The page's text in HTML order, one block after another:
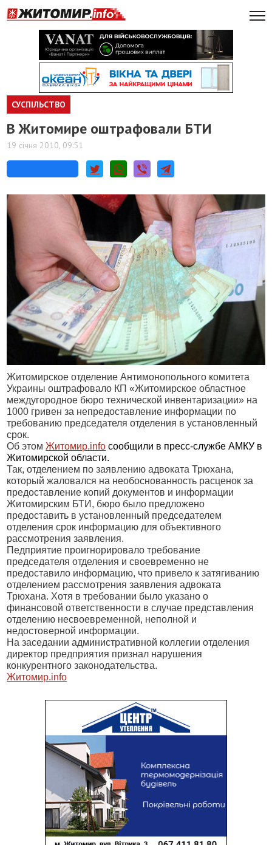
СУСПІЛЬСТВО
В Житомире оштрафовали БТИ
19 січня 2010, 09:51
Житомирское отделение Антимонопольного комитета
Украины оштрафовало КП «Житомирское областное
междугородное бюро технической инвентаризации» на
1000 гривен за непредоставление информации по
требованию председателя отделения в установленный
срок.
Об этомЖитомир.info сообщили в пресс-службе АМКУ в
Житомирской области.
Так, отделением по заявлению адвоката Трюхана,
который жаловался на необоснованность расценок за
предоставление копий документов и информации
Житомирским БТИ, бюро было предложено
предоставить в установленный председателем
отделения срок информацию для объективного
рассмотрения заявления.
Педприятие проигнорировало требование
председателя отделения и своевременно не
предоставило информацию, что привело к затягиванию
отделением рассмотрения заявления адвоката
Трюхана. Хотя в требовании было указано о
финансовой ответственности в случае представления
отделению несвоевременной, неполной и
недостоверной информации.
На заседании административной коллегии отделения
директор предприятия признал нарушения
конкурентного законодательства.
Житомир.info